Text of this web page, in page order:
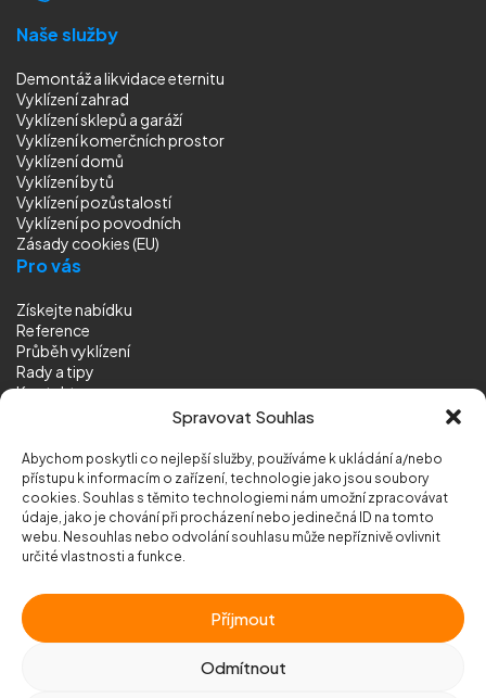
Spravovat Souhlas
Abychom poskytli co nejlepší služby, používáme k ukládání a/nebo
přístupu k informacím o zařízení, technologie jako jsou soubory
cookies. Souhlas s těmito technologiemi nám umožní zpracovávat
údaje, jako je chování při procházení nebo jedinečná ID na tomto
webu. Nesouhlas nebo odvolání souhlasu může nepříznivě ovlivnit
určité vlastnosti a funkce.
Příjmout
Odmítnout
Naše služby
Demontáž a likvidace eternitu
Vyklízení zahrad
Vyklízení sklepů a garáží
Vyklízení komerčních prostor
Vyklízení domů
Vyklízení bytů
Vyklízení pozůstalostí
Vyklízenípo povodních
Zásady cookies (EU)
Pro vás
Získejte nabídku
Reference
Průběh vyklízení
Rady a tipy
Kontakt
© 2026 Vyklizeni.cz (mapa stránek)
Chráněno služboureCAPTCHA